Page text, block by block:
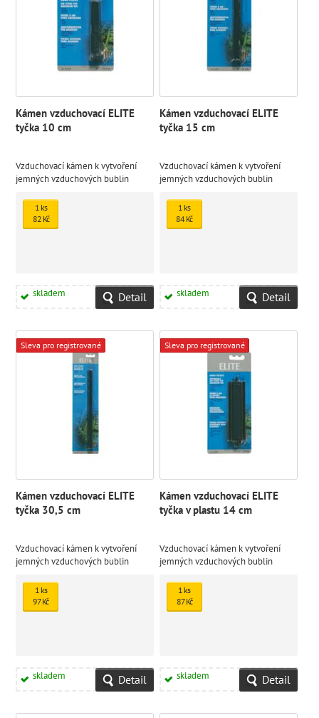
Kámen vzduchovací ELITE
tyčka 10 cm
Vzduchovací kámen k vytvoření
jemných vzduchových bublin
1 ks
82 Kč
skladem Detail
Kámen vzduchovací ELITE
tyčka 15 cm
Vzduchovací kámen k vytvoření
jemných vzduchových bublin
1 ks
84 Kč
skladem Detail
Sleva pro registrované
Kámen vzduchovací ELITE
tyčka 30,5 cm
Vzduchovací kámen k vytvoření
jemných vzduchových bublin
1 ks
97 Kč
skladem Detail
Sleva pro registrované
Kámen vzduchovací ELITE
tyčka v plastu 14 cm
Vzduchovací kámen k vytvoření
jemných vzduchových bublin
1 ks
87 Kč
skladem Detail